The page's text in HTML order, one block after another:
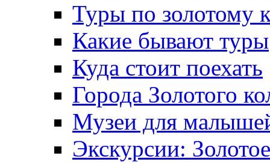
Туры по золотому
Какие бывают туры
Куда стоит поехать
Города Золотого
Музеи для
Экскурсии: